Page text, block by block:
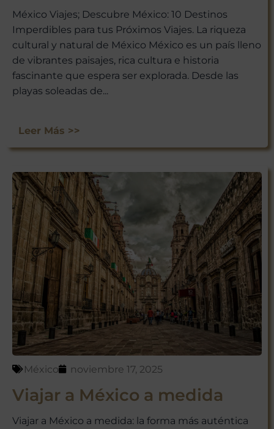
México Viajes; Descubre México: 10 Destinos
Imperdibles para tus Próximos Viajes. La riqueza
cultural y natural de México México es un país lleno
de vibrantes paisajes, rica cultura e historia
fascinante que espera ser explorada. Desde las
playas soleadas de...
Leer Más >>
México noviembre 17, 2025
Viajar a México a medida
Viajar a México a medida: la forma más auténtica
¡ÚNETE A
NUESTRA
AVENTURA
únicas que Viajar a México tiene
nuestras últimas escapadas,
ofertas exclusivas y consejos de
viaje directamente en tu bandeja
de entrada.
¡Suscríbete y empieza a explorar
México con nosotros!
privacidad. Puedes darte de baja